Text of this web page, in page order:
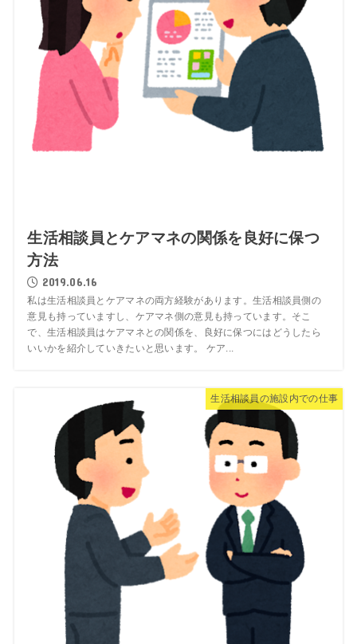
生活相談員とケアマネの関係を良好に保つ
方法
2019.06.16
私は生活相談員とケアマネの両方経験があります。生活相談員側の
意見も持っていますし、ケアマネ側の意見も持っています。そこ
で、生活相談員はケアマネとの関係を、良好に保つにはどうしたら
いいかを紹介していきたいと思います。 ケア...
生活相談員の施設内での仕事